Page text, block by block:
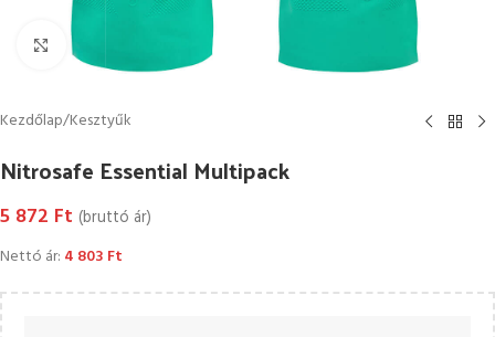
Kattintson a nagyításhoz
Kezdőlap/Kesztyűk
Nitrosafe Essential Multipack
5 872 Ft (bruttó ár)
Nettó ár: 4 803 Ft